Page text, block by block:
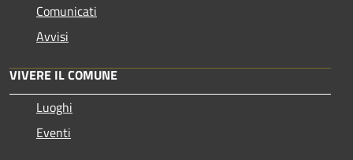
Comunicati
Avvisi
VIVERE IL COMUNE
Luoghi
Eventi